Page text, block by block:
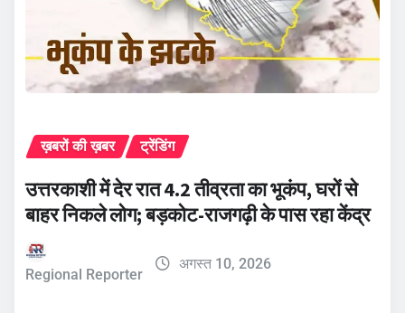
ख़बरों की ख़बर ट्रेंडिंग
उत्तरकाशी में देर रात 4.2 तीव्रता का भूकंप, घरों से
बाहर निकले लोग; बड़कोट-राजगढ़ी के पास रहा केंद्र
Regional Reporter
अगस्त 10, 2026